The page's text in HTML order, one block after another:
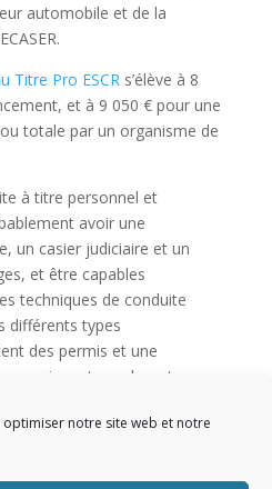
notre site web et notre
automobile et de la
Titre Pro ESCRs’élève à 8
et à 9 050 € pour une
totale par un organisme de
à titre personnel et
avoir une
un casier judiciaire et un
et être capables
techniques de conduite
différents types
des permis et une
enseignants explorent avec
de conduite défensive
Ils ne prennent pas en
à l’activité d’enseignant de